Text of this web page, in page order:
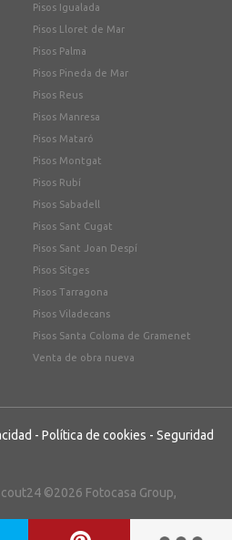
Pisos Igualada
Pisos Lloret de Mar
Pisos Palma
Pisos Pineda de Mar
Pisos Reus
Pisos Manresa
Pisos Mataró
Pisos Montgat
Pisos Rubí
Pisos Sabadell
Pisos Sant Cugat
Pisos Sant Joan Despí
Pisos Sitges
Pisos Tarragona
Pisos Viladecans
Pisos Santa Coloma de Gramenet
Venta de obra nueva
- Política de cookies - Seguridad
©2026 Fotocasa Group,